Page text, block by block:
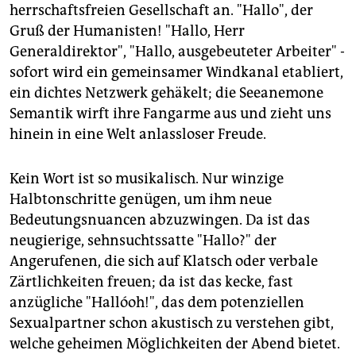
herrschaftsfreien Gesellschaft an. "Hallo", der
Gruß der Humanisten! "Hallo, Herr
Generaldirektor", "Hallo, ausgebeuteter Arbeiter" -
sofort wird ein gemeinsamer Windkanal etabliert,
ein dichtes Netzwerk gehäkelt; die Seeanemone
Semantik wirft ihre Fangarme aus und zieht uns
hinein in eine Welt anlassloser Freude.
Kein Wort ist so musikalisch. Nur winzige
Halbtonschritte genügen, um ihm neue
Bedeutungsnuancen abzuzwingen. Da ist das
neugierige, sehnsuchtssatte "Hallo?" der
Angerufenen, die sich auf Klatsch oder verbale
Zärtlichkeiten freuen; da ist das kecke, fast
anzügliche "Hallóoh!", das dem potenziellen
Sexualpartner schon akustisch zu verstehen gibt,
welche geheimen Möglichkeiten der Abend bietet.